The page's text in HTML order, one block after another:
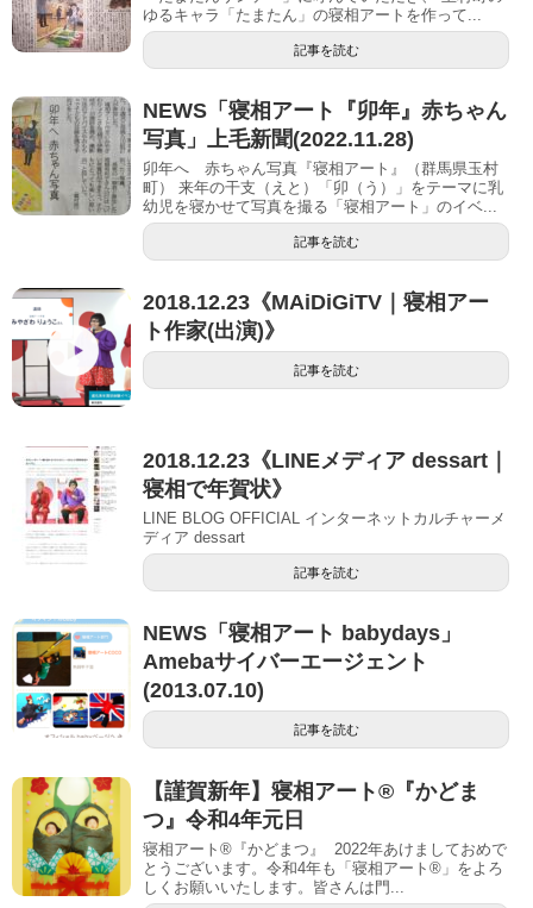
ゆるキャラ「たまたん」の寝相アートを作って...
記事を読む
NEWS「寝相アート『卯年』赤ちゃん
写真」上毛新聞(2022.11.28)
卯年へ 赤ちゃん写真『寝相アート』（群馬県玉村
町） 来年の干支（えと）「卯（う）」をテーマに乳
幼児を寝かせて写真を撮る「寝相アート」のイベ...
記事を読む
2018.12.23《MAiDiGiTV｜寝相アー
ト作家(出演)》
記事を読む
2018.12.23《LINEメディア dessart｜
寝相で年賀状》
LINE BLOG OFFICIAL インターネットカルチャーメ
ディア dessart
記事を読む
NEWS「寝相アート babydays」
Amebaサイバーエージェント
(2013.07.10)
記事を読む
【謹賀新年】寝相アート®︎『かどま
つ』令和4年元日
寝相アート®『かどまつ』 2022年あけましておめで
とうございます。令和4年も「寝相アート®︎」をよろ
しくお願いいたします。皆さんは門...